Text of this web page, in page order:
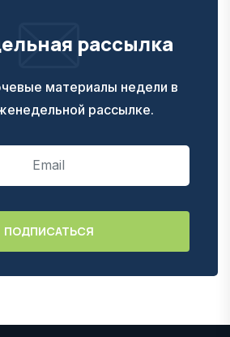
рассылка
материалы недели в
рассылке.